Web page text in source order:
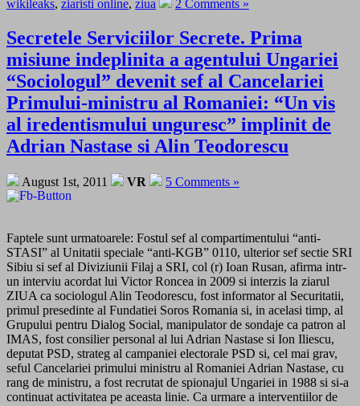
wikileaks, ziaristi online, ziua 2 Comments »
Secretele Serviciilor Secrete. Prima
misiune indeplinita a agentului Ungariei
“Sociologul” devenit sef al Cancelariei
Primului-ministru al Romaniei: “Un vis
al iredentismului unguresc” implinit de
Adrian Nastase si Alin Teodorescu
August 1st, 2011 VR 5 Comments »
Faptele sunt urmatoarele: Fostul sef al compartimentului “anti-
STASI” al Unitatii speciale “anti-KGB” 0110, ulterior sef sectie SRI
Sibiu si sef al Diviziunii Filaj a SRI, col (r) Ioan Rusan, afirma intr-
un interviu acordat lui Victor Roncea in 2009 si interzis la ziarul
ZIUA ca sociologul Alin Teodorescu, fost informator al Securitatii,
primul presedinte al Fundatiei Soros Romania si, in acelasi timp, al
Grupului pentru Dialog Social, manipulator de sondaje ca patron al
IMAS, fost consilier personal al lui Adrian Nastase si Ion Iliescu,
deputat PSD, strateg al campaniei electorale PSD si, cel mai grav,
seful Cancelariei primului ministru al Romaniei Adrian Nastase, cu
rang de ministru, a fost recrutat de spionajul Ungariei in 1988 si si-a
continuat activitatea pe aceasta linie. Ca urmare a interventiilor de